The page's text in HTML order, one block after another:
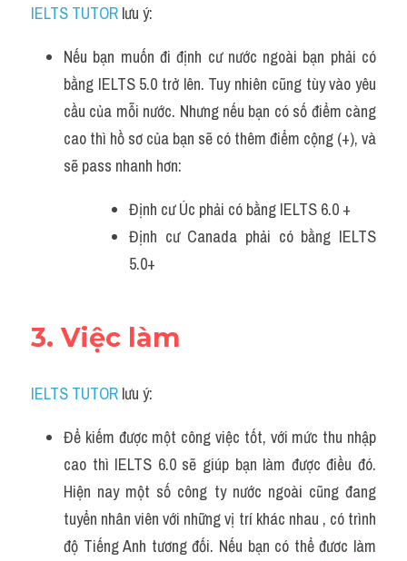
IELTS TUTOR lưu ý:
Nếu bạn muốn đi định cư nước ngoài bạn phải có
bằng IELTS 5.0 trở lên. Tuy nhiên cũng tùy vào yêu
cầu của mỗi nước. Nhưng nếu bạn có số điểm càng
cao thì hồ sơ của bạn sẽ có thêm điểm cộng (+), và
sẽ pass nhanh hơn:
Định cư Úc phải có bằng IELTS 6.0 +
Định cư Canada phải có bằng IELTS
5.0+
3. Việc làm
IELTS TUTOR lưu ý:
Để kiếm được một công việc tốt, với mức thu nhập
cao thì IELTS 6.0 sẽ giúp bạn làm được điều đó.
Hiện nay một số công ty nước ngoài cũng đang
tuyển nhân viên với những vị trí khác nhau , có trình
độ Tiếng Anh tương đối. Nếu bạn có thể đươc làm